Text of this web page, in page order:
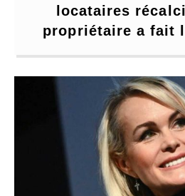
locataires
propriétaire a fait